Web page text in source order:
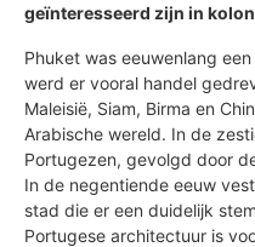
geïnteresseerd zijn in
Phuket was eeuwenlang
werd er vooral handel
Maleisië, Siam, Birma en
Arabische wereld. In de
Portugezen, gevolgd door
In de negentiende eeuw
stad die er een duidelijk
Portugese architectuur is